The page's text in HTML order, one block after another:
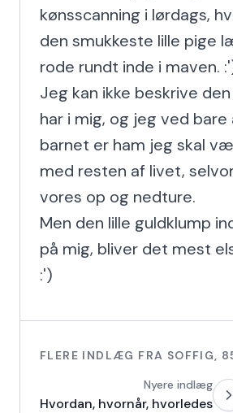
kønsscanning i lørdags,
den smukkeste lille pige
rode rundt inde i maven.
Jeg kan ikke beskrive
har i mig, og jeg ved
barnet er ham jeg skal
med resten af livet,
vores op og nedture.
Men den lille guldklump
på mig, bliver det mest
:')
FLERE INDLÆG FRA SOFFIG,
Nyere indlæg
Hvordan, hvornår, hvorledes